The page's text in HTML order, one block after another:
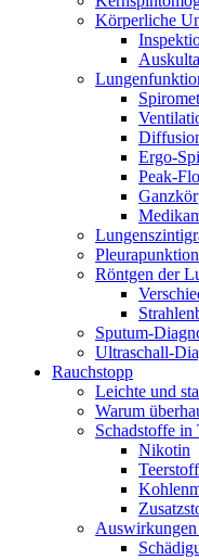
Körperliche
Ergo-
Peak-
Pleurapunktion
Röntgen der
Sputum-
Ultraschall-
Rauchstopp
Leichte und
Warum
Schadstoffe in
Nikotin